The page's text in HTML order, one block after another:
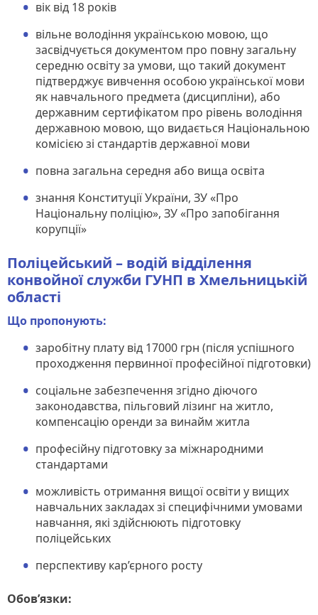
вік від 18 років
вільне володіння українською мовою, що
засвідчується документом про повну загальну
середню освіту за умови, що такий документ
підтверджує вивчення особою української мови
як навчального предмета (дисципліни), або
державним сертифікатом про рівень володіння
державною мовою, що видається Національною
комісією зі стандартів державної мови
повна загальна середня або вища освіта
знання Конституції України, ЗУ «Про
Національну поліцію», ЗУ «Про запобігання
корупції»
Поліцейський – водій відділення
конвойної служби ГУНП в Хмельницькій
області
Що пропонують:
заробітну плату від 17000 грн (після успішного
проходження первинної професійної підготовки)
соціальне забезпечення згідно діючого
законодавства, пільговий лізинг на житло,
компенсацію оренди за винайм житла
професійну підготовку за міжнародними
стандартами
можливість отримання вищої освіти у вищих
навчальних закладах зі специфічними умовами
навчання, які здійснюють підготовку
поліцейських
перспективу кар’єрного росту
Обов’язки: